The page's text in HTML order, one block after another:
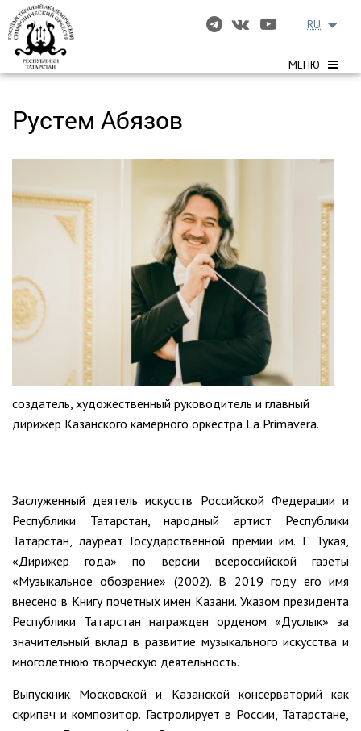
МЕНЮ
RU
Рустем Абязов
создатель, художественный руководитель и главный
дирижер Казанского камерного оркестра La Primavera.
Заслуженный деятель искусств Российской Федерации и
Республики Татарстан, народный артист Республики
Татарстан, лауреат Государственной премии им. Г. Тукая,
«Дирижер года» по версии всероссийской газеты
«Музыкальное обозрение» (2002). В 2019 году его имя
внесено в Книгу почетных имен Казани. Указом президента
Республики Татарстан награжден орденом «Дуслык» за
значительный вклад в развитие музыкального искусства и
многолетнюю творческую деятельность.
Выпускник Московской и Казанской консерваторий как
скрипач и композитор. Гастролирует в России, Татарстане,